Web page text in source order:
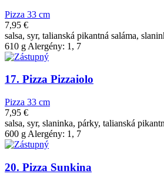
Pizza 33 cm
7,95 €
salsa, syr, talianská pikantná saláma,
610 g Alergény: 1, 7
17. Pizza Pizzaiolo
Pizza 33 cm
7,95 €
salsa, syr, slaninka, párky, talianská
600 g Alergény: 1, 7
20. Pizza Sunkina